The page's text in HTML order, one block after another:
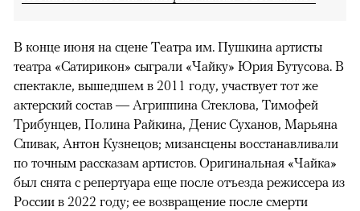
В конце июня на сцене Театра им. Пушкина артисты
театра «Сатирикон» сыграли «Чайку» Юрия Бутусова. В
спектакле, вышедшем в 2011 году, участвует тот же
актерский состав — Агриппина Стеклова, Тимофей
Трибунцев, Полина Райкина, Денис Суханов, Марьяна
Спивак, Антон Кузнецов; мизансцены восстанавливали
по точным рассказам артистов. Оригинальная «Чайка»
был снята с репертуара еще после отъезда режиссера из
России в 2022 году; ее возвращение после смерти